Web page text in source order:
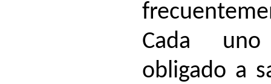
Cada
obligado a